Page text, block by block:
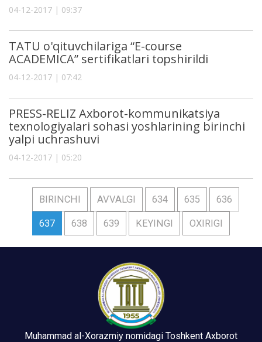
04-12-2017 | 09:37
TATU o'qituvchilariga “Е-course
ACADEMICA” sertifikatlari topshirildi
04-12-2017 | 07:42
PRЕSS-RЕLIZ Axborot-kommunikatsiya
texnologiyalari sohasi yoshlarining birinchi
yalpi uchrashuvi
04-12-2017 | 05:20
BIRINCHI AVVALGI 634 635 636
637 638 639 KEYINGI OXIRIGI
Muhammad al-Xorazmiy nomidagi Toshkent Axborot